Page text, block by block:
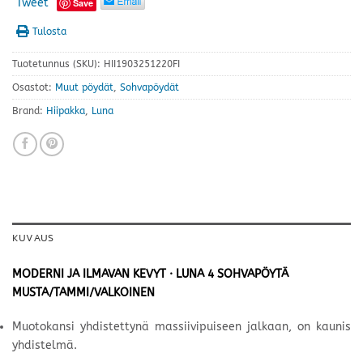
Tweet Save
Tulosta
Tuotetunnus (SKU): HII1903251220FI
Osastot: Muut pöydät, Sohvapöydät
Brand: Hiipakka, Luna
KUVAUS
MODERNI JA ILMAVAN KEVYT · LUNA 4 SOHVAPÖYTÄ
MUSTA/TAMMI/VALKOINEN
Muotokansi yhdistettynä massiivipuiseen jalkaan, on kaunis
yhdistelmä.